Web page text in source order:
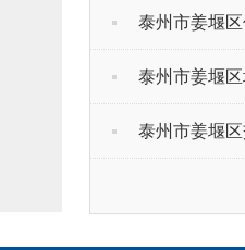
泰州市姜堰
泰州市姜堰
泰州市姜堰